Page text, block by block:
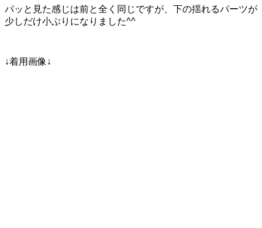
パッと見た感じは前と全く同じですが、下の揺れるパーツが
少しだけ小ぶりになりました^^
↓着用画像↓